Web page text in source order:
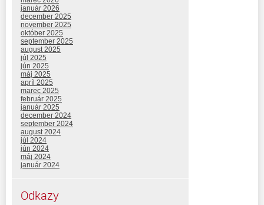
január 2026
december 2025
november 2025
október 2025
september 2025
august 2025
júl 2025
jún 2025
máj 2025
apríl 2025
marec 2025
február 2025
január 2025
december 2024
september 2024
august 2024
júl 2024
jún 2024
máj 2024
január 2024
Odkazy